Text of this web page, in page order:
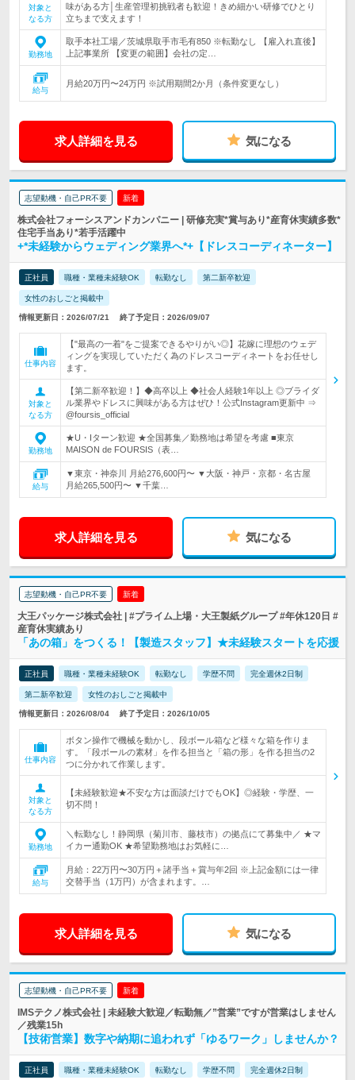
対象と
なる方
味がある方│生産管理初挑戦者も歓迎！きめ細かい研修でひとり
立ちまで支えます！
勤務地
取手本社工場／茨城県取手市毛有850 ※転勤なし 【雇入れ直後】
上記事業所 【変更の範囲】会社の定…
給与
月給20万円〜24万円 ※試用期間2か月（条件変更なし）
求人詳細を見る 気になる
志望動機・自己PR不要 新着
株式会社フォーシスアンドカンパニー | 研修充実*賞与あり*産育休実績多数*
住宅手当あり*若手活躍中
+*未経験からウェディング業界へ*+【ドレスコーディネーター】
正社員 職種・業種未経験OK 転勤なし 第二新卒歓迎
女性のおしごと掲載中
情報更新日：2026/07/21 終了予定日：2026/09/07
仕事内容
【"最高の一着"をご提案できるやりがい◎】花嫁に理想のウェデ
ィングを実現していただく為のドレスコーディネートをお任せし
ます。
対象と
なる方
【第二新卒歓迎！】◆高卒以上 ◆社会人経験1年以上 ◎ブライダ
ル業界やドレスに興味がある方はぜひ！公式Instagram更新中 ⇒
@foursis_official
勤務地
★U・Iターン歓迎 ★全国募集／勤務地は希望を考慮 ■東京
MAISON de FOURSIS（表…
給与
▼東京・神奈川 月給276,600円〜 ▼大阪・神戸・京都・名古屋
月給265,500円〜 ▼千葉…
求人詳細を見る 気になる
志望動機・自己PR不要 新着
大王パッケージ株式会社 | #プライム上場・大王製紙グループ #年休120日 #
産育休実績あり
「あの箱」をつくる！【製造スタッフ】★未経験スタートを応援
正社員 職種・業種未経験OK 転勤なし 学歴不問 完全週休2日制
第二新卒歓迎 女性のおしごと掲載中
情報更新日：2026/08/04 終了予定日：2026/10/05
仕事内容
ボタン操作で機械を動かし、段ボール箱など様々な箱を作りま
す。「段ボールの素材」を作る担当と「箱の形」を作る担当の2
つに分かれて作業します。
対象と
なる方
【未経験歓迎★不安な方は面談だけでもOK】◎経験・学歴、一
切不問！
勤務地
＼転勤なし！静岡県（菊川市、藤枝市）の拠点にて募集中／ ★マ
イカー通勤OK ★希望勤務地はお気軽に…
給与
月給：22万円〜30万円＋諸手当＋賞与年2回 ※上記金額には一律
交替手当（1万円）が含まれます。…
求人詳細を見る 気になる
志望動機・自己PR不要 新着
IMSテクノ株式会社 | 未経験大歓迎／転勤無／”営業”ですが営業はしません
／残業15h
【技術営業】数字や納期に追われず「ゆるワーク」しませんか？
正社員 職種・業種未経験OK 転勤なし 学歴不問 完全週休2日制